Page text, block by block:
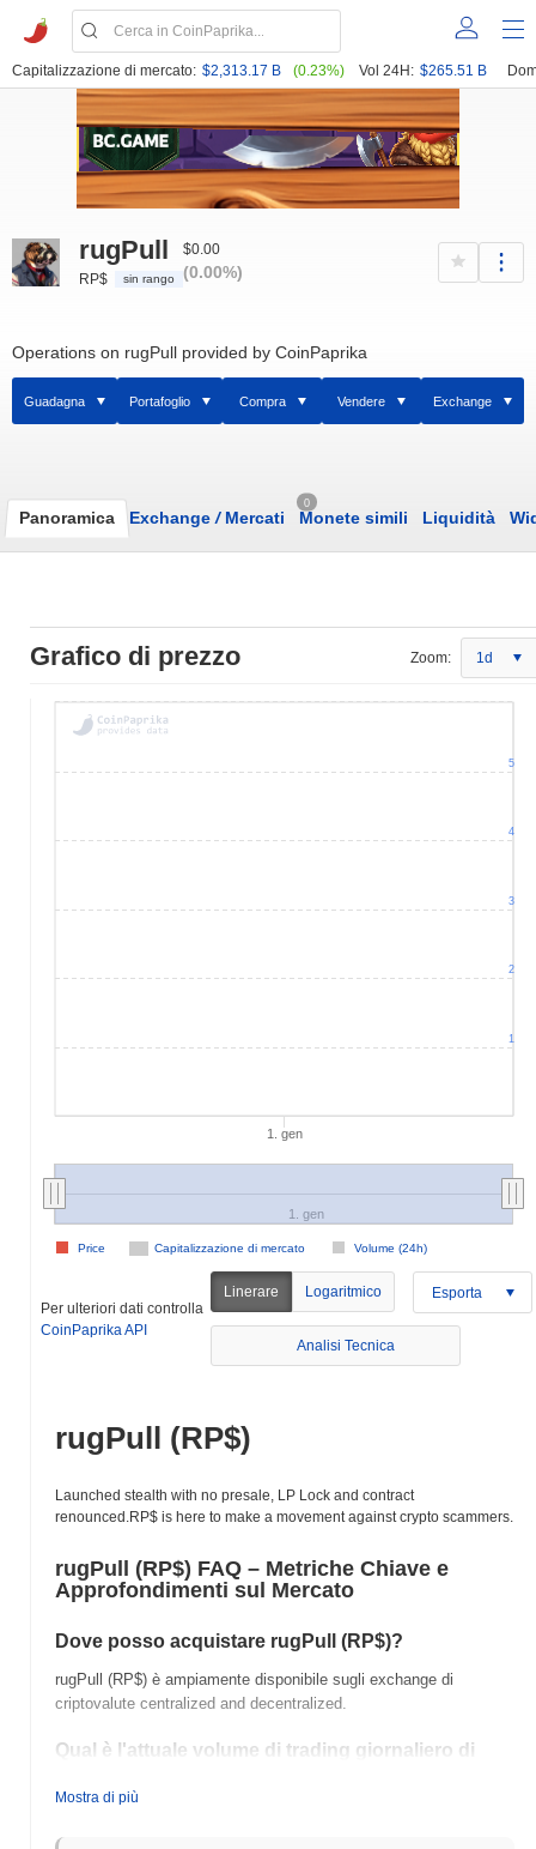
Capitalizzazione di mercato: $2,313.17 B (0.23%) Vol 24H: $265.51 B
rugPull
RP$ sin rango
$0.00
(0.00%)
Operations on rugPull provided by CoinPaprika
Guadagna Portafoglio Compra Vendere Exchange
Panoramica Exchange /Mercati
0
Monete simili Liquidità
Grafico di prezzo Zoom: 1d
1. gen
Capitalizzazione di mercato Volume (24h)
Price
1. gen
1
2
3
4
5
Per ulteriori dati controlla
CoinPaprika API
Linerare Logaritmico Esporta
Analisi Tecnica
rugPull (RP$)
Launched stealth with no presale, LP Lock and contract
renounced.RP$ is here to make a movement against crypto scammers.
rugPull (RP$) FAQ – Metriche Chiave e
Approfondimenti sul Mercato
Dove posso acquistare rugPull (RP$)?
rugPull (RP$) è ampiamente disponibile sugli exchange di
criptovalute centralized and decentralized.
Qual è l'attuale volume di trading giornaliero di
Nelle ultime 24 ore, il volume di trading di rugPull si attesta a
$0.00
Mostra di più